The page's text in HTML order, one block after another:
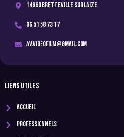
14680 Bretteville sur Laize
06 51 58 73 17
av.videofilm@gmail.com
LIENS UTILES
Accueil
Professionnels